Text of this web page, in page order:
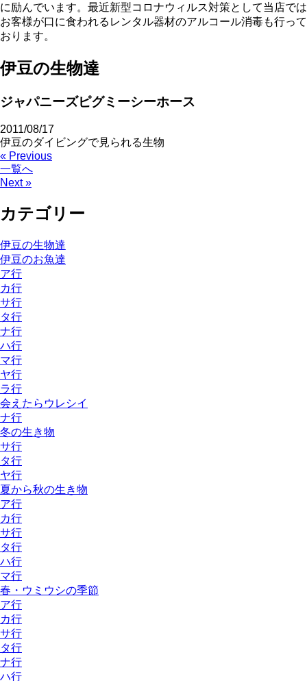
に励んでいます。最近新型コロナウィルス対策として当店では
お客様が口に食われるレンタル器材のアルコール消毒も行って
おります。
伊豆の生物達
ジャパニーズピグミーシーホース
2011/08/17
伊豆のダイビングで見られる生物
« Previous
一覧へ
Next »
カテゴリー
伊豆の生物達
伊豆のお魚達
ア行
カ行
サ行
タ行
ナ行
ハ行
マ行
ヤ行
ラ行
会えたらウレシイ
ナ行
冬の生き物
サ行
タ行
ヤ行
夏から秋の生き物
ア行
カ行
サ行
タ行
ハ行
マ行
春・ウミウシの季節
ア行
カ行
サ行
タ行
ナ行
ハ行